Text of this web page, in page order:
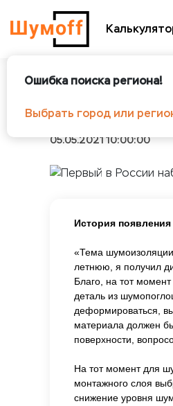
Ошибка поиска региона!
Выбрать город или
Первый в
Шумоff Новости
05.05.2021 10:00:00
История
«Тема
летнюю, я получил
Благо, на тот
деталь из
деформироваться,
материала должен
поверхности,
На тот момент для
монтажного слоя
снижение уровня